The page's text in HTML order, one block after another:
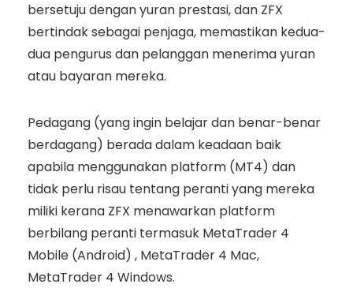
bersetuju dengan yuran prestasi, dan ZFX
bertindak sebagai penjaga, memastikan kedua-
dua pengurus dan pelanggan menerima yuran
atau bayaran mereka.
Pedagang (yang ingin belajar dan benar-benar
berdagang) berada dalam keadaan baik
apabila menggunakan platform (MT4) dan
tidak perlu risau tentang peranti yang mereka
miliki kerana ZFX menawarkan platform
berbilang peranti termasuk MetaTrader 4
Mobile (Android) , MetaTrader 4 Mac,
MetaTrader 4 Windows.